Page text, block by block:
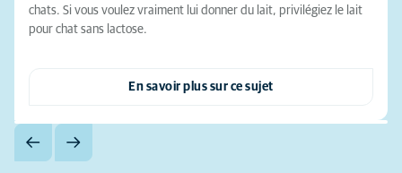
chats. Si vous voulez vraiment lui donner du lait, privilégiez le lait
pour chat sans lactose.
En savoir plus sur ce sujet